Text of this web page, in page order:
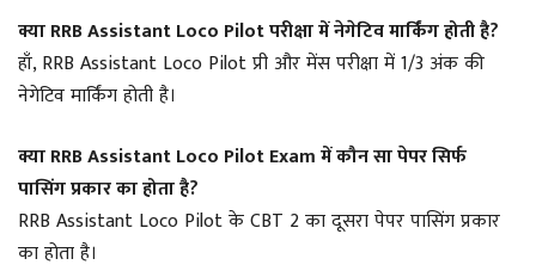
क्या RRB Assistant Loco Pilot परीक्षा में नेगेटिव मार्किंग होती है?
हाँ, RRB Assistant Loco Pilot प्री और मेंस परीक्षा में 1/3 अंक की
नेगेटिव मार्किंग होती है।
क्या RRB Assistant Loco Pilot Exam में कौन सा पेपर सिर्फ
पासिंग प्रकार का होता है?
RRB Assistant Loco Pilot के CBT 2 का दूसरा पेपर पासिंग प्रकार
का होता है।